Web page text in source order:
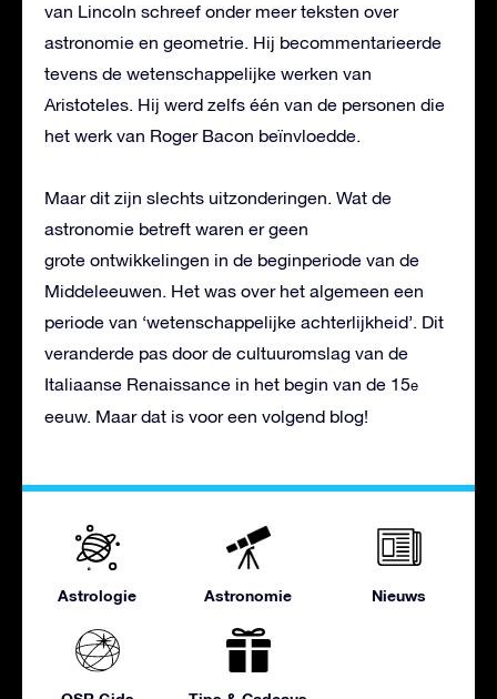
van Lincoln schreef onder meer teksten over
astronomie en geometrie. Hij becommentarieerde
tevens de wetenschappelijke werken van
Aristoteles. Hij werd zelfs één van de personen die
het werk van Roger Bacon beïnvloedde.
Maar dit zijn slechts uitzonderingen. Wat de
astronomie betreft waren er geen
grote ontwikkelingen in de beginperiode van de
Middeleeuwen. Het was over het algemeen een
periode van ‘wetenschappelijke achterlijkheid’. Dit
veranderde pas door de cultuuromslag van de
Italiaanse Renaissance in het begin van de 15e
eeuw. Maar dat is voor een volgend blog!
Astrologie Astronomie Nieuws